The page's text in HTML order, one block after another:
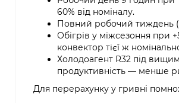
60% від номіналу.
Повний робочий тиждень (5
Обігрів у міжсезоння при
конвектор тієї ж
Холодоагент R32 під
продуктивність — менше
Для перерахунку у гривні